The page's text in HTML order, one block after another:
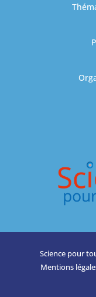
Science pour
Mentions